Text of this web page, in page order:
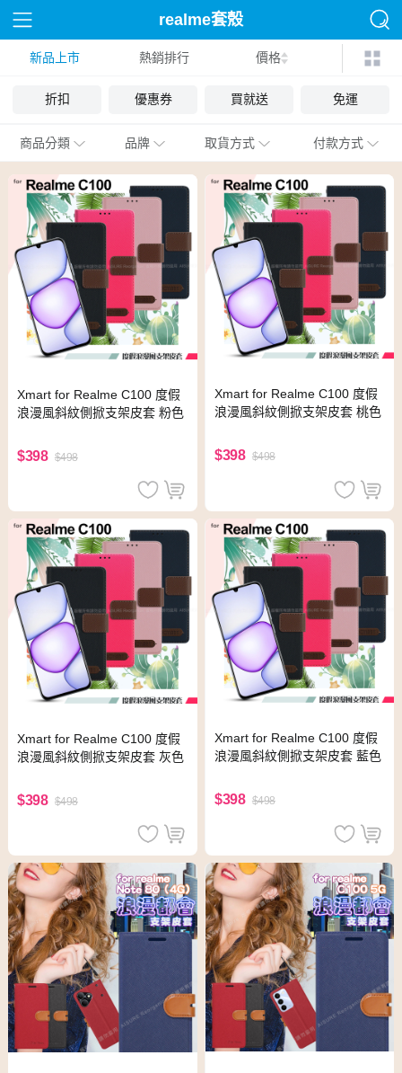
realme套殼
新品上市 熱銷排行 價格
折扣 優惠券 買就送 免運
商品分類 品牌 取貨方式 付款方式
Xmart for Realme C100 度假
浪漫風斜紋側掀支架皮套 粉色
$398 $498
Xmart for Realme C100 度假
浪漫風斜紋側掀支架皮套 桃色
$398 $498
Xmart for Realme C100 度假
浪漫風斜紋側掀支架皮套 灰色
$398 $498
Xmart for Realme C100 度假
浪漫風斜紋側掀支架皮套 藍色
$398 $498